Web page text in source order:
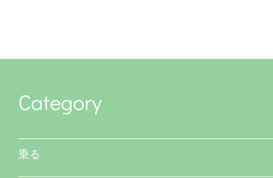
Category
乗る